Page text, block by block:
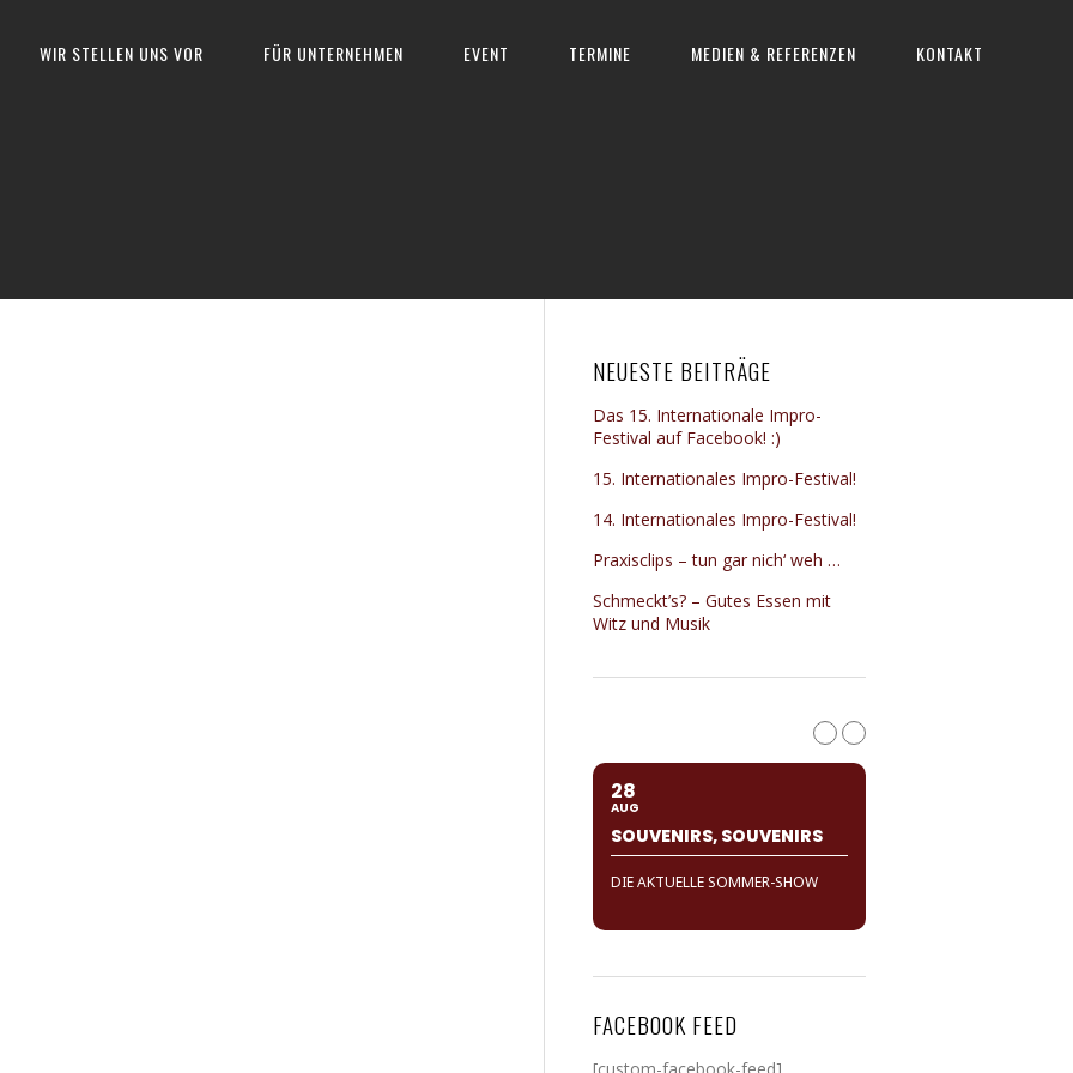
WIR STELLEN UNS VOR FÜR UNTERNEHMEN EVENT TERMINE MEDIEN & REFERENZEN KONTAKT
NEUESTE BEITRÄGE
Das 15. Internationale Impro-
Festival auf Facebook! :)
15. Internationales Impro-Festival!
14. Internationales Impro-Festival!
Praxisclips – tun gar nich‘ weh …
Schmeckt’s? – Gutes Essen mit
Witz und Musik
28
AUG
SOUVENIRS, SOUVENIRS
DIE AKTUELLE SOMMER-SHOW
FACEBOOK FEED